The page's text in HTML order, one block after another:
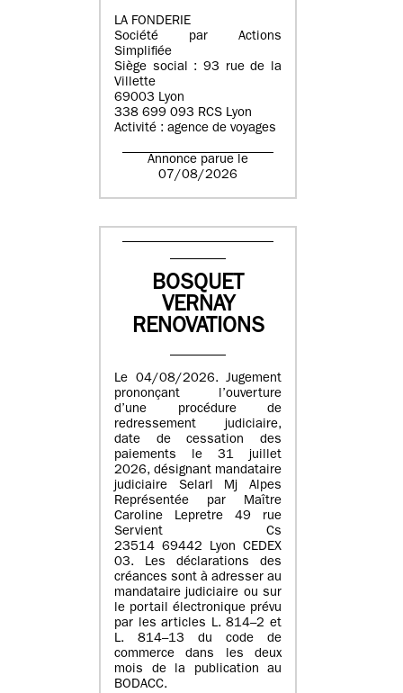
LA FONDERIE
Société par Actions
Simplifiée
Siège social : 93 rue de la
Villette
69003 Lyon
338 699 093 RCS Lyon
Activité : agence de voyages
Annonce parue le
07/08/2026
BOSQUET
VERNAY
RENOVATIONS
Le 04/08/2026. Jugement
prononçant l’ouverture
d’une procédure de
redressement judiciaire,
date de cessation des
paiements le 31 juillet
2026, désignant mandataire
judiciaire Selarl Mj Alpes
Représentée par Maître
Caroline Lepretre 49 rue
Servient Cs
23514 69442 Lyon CEDEX
03. Les déclarations des
créances sont à adresser au
mandataire judiciaire ou sur
le portail électronique prévu
par les articles L. 814–2 et
L. 814–13 du code de
commerce dans les deux
mois de la publication au
BODACC.